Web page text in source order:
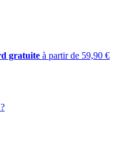
gratuite à partir de 59,90 €